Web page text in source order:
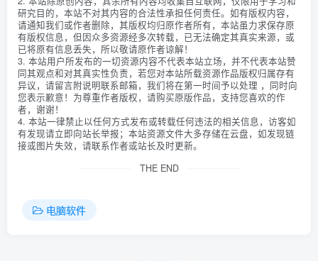
研究目的，本站不对其内容的合法性承担任何责任。如有版权内容，
请通知我们或作者删除，其版权均归原作者所有，本站虽力求保存原
有版权信息，但因众多资源经多次转载，已无法确定其真实来源，或
已将原有信息丢失，所以敬请原作者谅解！
3. 本站用户所发布的一切资源内容不代表本站立场，并不代表本站赞
同其观点和对其真实性负责，若您对本站所载资源作品版权归属存有
异议，请留言附说明联系邮箱，我们将在第一时间予以处理 ，同时向
您表示歉意！为尊重作者版权，请购买原版作品，支持您喜欢的作
者，谢谢！
4. 本站一律禁止以任何方式发布或转载任何违法的相关信息，访客如
有发现请立即向站长举报；本站资源文件大多存储在云盘，如发现链
接或图片失效，请联系作者或站长及时更新。
THE END
电脑软件